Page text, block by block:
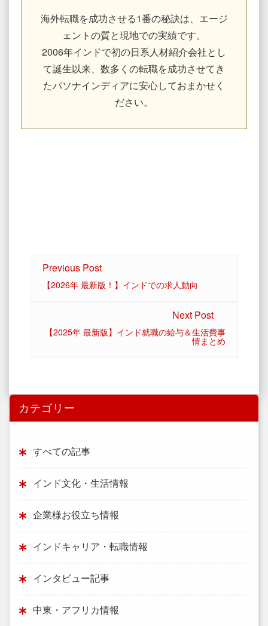
海外転職を成功させる1番の秘訣は、エージ
ェントの質と現地での実績です。
2006年インドで初の日系人材紹介会社とし
て誕生以来、数多くの転職を成功させてき
たパソナインディアに安心しておまかせく
ださい。
Previous Post
【2026年 最新版！】インドでの求人動向
Next Post
【2025年 最新版】インド就職の給与＆生活費事
情まとめ
カテゴリー
すべての記事
インド文化・生活情報
企業様お役立ち情報
インドキャリア・転職情報
インタビュー記事
中東・アフリカ情報